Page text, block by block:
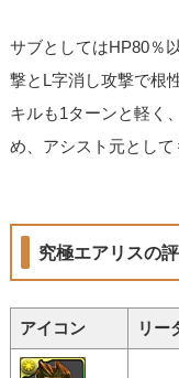
サブとしてはHP80％
撃とL字消し攻撃で根
キルも1ターンと軽く
め、アシスト元として
究極エアリスの
アイコン リー